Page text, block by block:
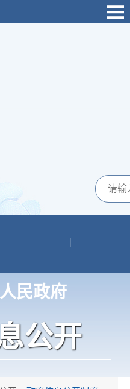
民政府
公开